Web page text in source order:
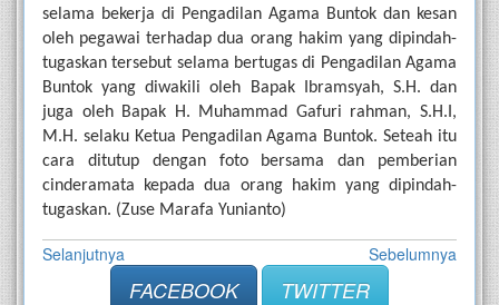
selama bekerja di Pengadilan Agama Buntok dan kesan
oleh pegawai terhadap dua orang hakim yang dipindah-
tugaskan tersebut selama bertugas di Pengadilan Agama
Buntok yang diwakili oleh Bapak Ibramsyah, S.H. dan
juga oleh Bapak H. Muhammad Gafuri rahman, S.H.I,
M.H. selaku Ketua Pengadilan Agama Buntok. Seteah itu
cara ditutup dengan foto bersama dan pemberian
cinderamata kepada dua orang hakim yang dipindah-
tugaskan. (Zuse Marafa Yunianto)
Selanjutnya Sebelumnya
FACEBOOK
TWITTER